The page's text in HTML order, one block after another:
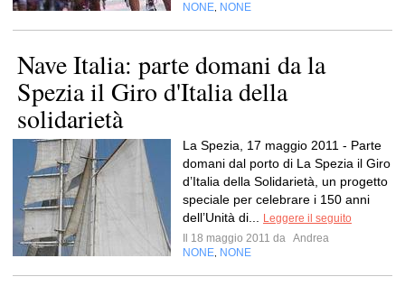
NONE NONE
Nave Italia: parte domani da la
Spezia il Giro d'Italia della
solidarietà
La Spezia, 17 maggio 2011 - Parte
domani dal porto di La Spezia il Giro
d’Italia della Solidarietà, un progetto
speciale per celebrare i 150 anni
dell’Unità di...
Leggere il seguito
Il 18 maggio 2011 da Andrea
NONE NONE